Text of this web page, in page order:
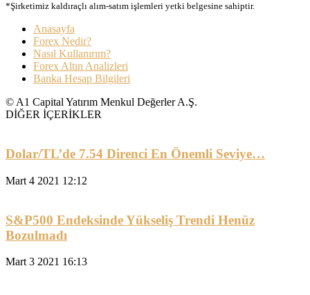
*Şirketimiz kaldıraçlı alım-satım işlemleri yetki belgesine sahiptir.
Anasayfa
Forex Nedir?
Nasıl Kullanırım?
Forex Altın Analizleri
Banka Hesap Bilgileri
© A1 Capital Yatırım Menkul Değerler A.Ş.
DİĞER İÇERİKLER
Dolar/TL’de 7.54 Direnci En Önemli Seviye…
Mart 4 2021 12:12
S&P500 Endeksinde Yükseliş Trendi Henüz
Bozulmadı
Mart 3 2021 16:13